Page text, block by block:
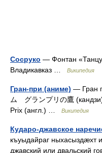
Сосруко — Фонтан
Владикавказ …
Википедия
Гран-при (аниме) — Гран
ム グランプリの鷹
Prix (англ.) …
Википедия
Кударо-джавское
къуыдайраг ныхасыздæхт
джавский или двальский